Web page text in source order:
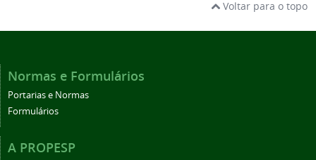
Voltar para o topo
Normas e Formulários
Portarias e Normas
Formulários
A PROPESP